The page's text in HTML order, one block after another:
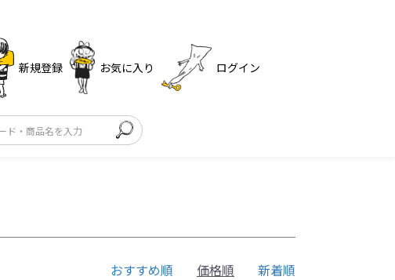
新規登録 お気に入り ログイン
おすすめ順 価格順 新着順